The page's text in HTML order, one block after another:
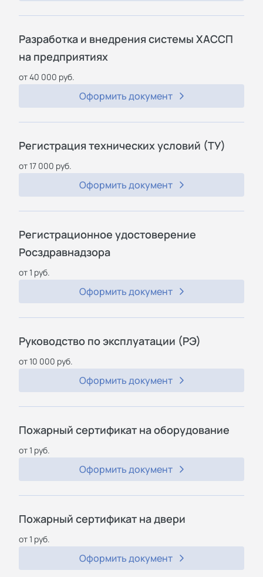
Разработка и внедрения системы ХАССП
на предприятиях
от 40 000 руб.
Оформить документ
Регистрация технических условий (ТУ)
от 17 000 руб.
Оформить документ
Регистрационное удостоверение
Росздравнадзора
от 1 руб.
Оформить документ
Руководство по эксплуатации (РЭ)
от 10 000 руб.
Оформить документ
Пожарный сертификат на оборудование
от 1 руб.
Оформить документ
Пожарный сертификат на двери
от 1 руб.
Оформить документ